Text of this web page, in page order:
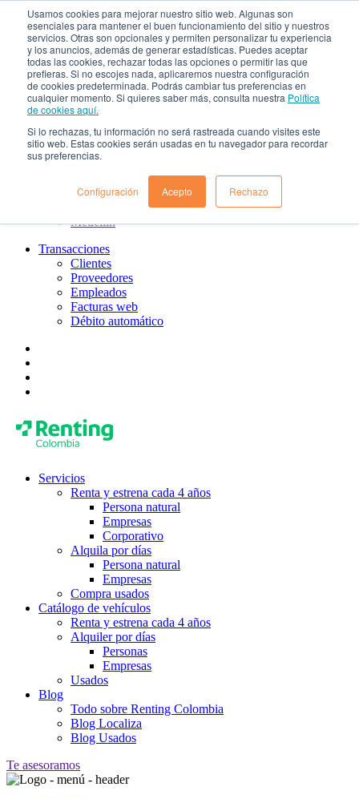
Usamos cookies para mejorar nuestro sitio web. Algunas son
esenciales para mantener el buen funcionamiento del sitio y nuestros
servicios. Otras son opcionales y permiten personalizar tu experiencia
y los anuncios, además de generar estadísticas. Puedes aceptar
todas las cookies, rechazar todas las opciones o permitir las que
prefieras. Si no escojes nada, aplicaremos nuestra configuración
de cookies predeterminada. Podrás cambiar tus preferencias en
cualquier momento. Si quieres saber más, consulta nuestra Política
de cookies aquí.
Si lo rechazas, tu información no será rastreada cuando visites este
sitio web. Estas cookies serán usadas en tu navegador para recordar
sus preferencias.
Configuración Acepto Rechazo
¿Qué es el renting?
Nosotros
Nuestra cultura
Gobierno corporativo
Política de tratamiento de datos
Ayuda
Guías de Usuario clientes
PQRs
Aprende más
¿Dónde estamos?
Bogotá
Medellin
Transacciones
Clientes
Proveedores
Empleados
Facturas web
Débito automático
Servicios
Renta y estrena cada 4 años
Persona natural
Empresas
Corporativo
Alquila por días
Persona natural
Empresas
Compra usados
Catálogo de vehículos
Renta y estrena cada 4 años
Alquiler por días
Personas
Empresas
Usados
Blog
Todo sobre Renting Colombia
Blog Localiza
Blog Usados
Te asesoramos